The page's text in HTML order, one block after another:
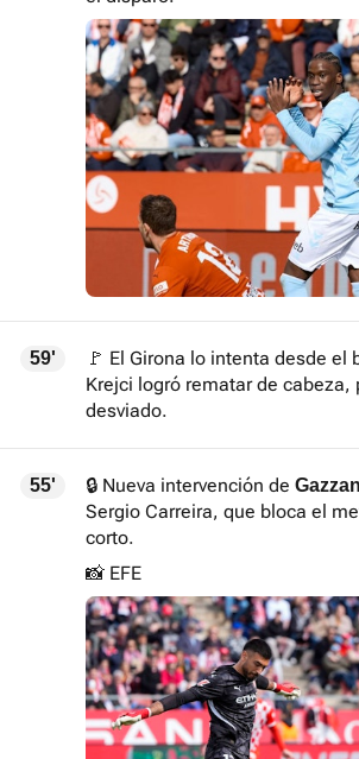
59'
🚩 El Girona lo intenta desde el
Krejci logró rematar de cabeza,
desviado.
55' 🔒 Nueva intervención de
Sergio Carreira, que bloca el
corto.
📸 EFE